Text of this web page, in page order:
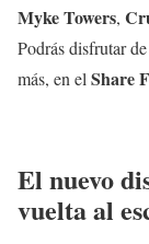
Myke Towers,
Podrás disfrutar
más, en el Share
El nuevo
vuelta al